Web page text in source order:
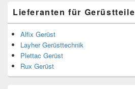
Lieferanten für Gerüstteile
Alfix Gerüst
Layher Gerüsttechnik
Plettac Gerüst
Rux Gerüst